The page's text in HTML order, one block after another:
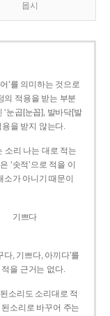
몹시
’를 의미하는 것으로
의 적용을 받는 부분
눈곱[눈꼽], 발바닥[발
용을 받지 않는다.
소리 나는 대로 적는
‘솟적’으로 적을 이
소가 아니기 때문이
기쁘다
, 기쁘다, 아끼다’를
적을 근거는 없다.
소리도 소리대로 적
된소리로 바꾸어 주는